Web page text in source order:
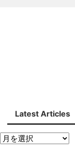
Latest Articles